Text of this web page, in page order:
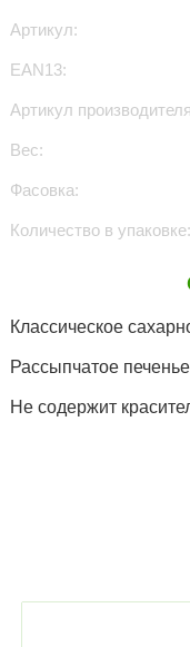
Артикул:
EAN13:
Артикул
Вес:
Фасовка:
Количество в упаковке:
Классическое
Рассыпчатое
Не содержит